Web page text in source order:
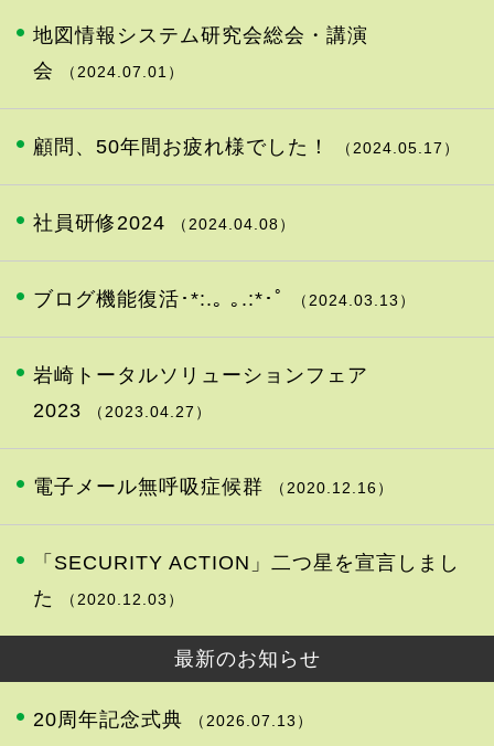
地図情報システム研究会総会・講演
会
（2024.07.01）
顧問、50年間お疲れ様でした！ （2024.05.17）
社員研修2024 （2024.04.08）
ブログ機能復活･*:.｡ ｡.:*･ﾟ （2024.03.13）
岩崎トータルソリューションフェア
2023
（2023.04.27）
電子メール無呼吸症候群 （2020.12.16）
「SECURITY ACTION」二つ星を宣言しまし
た
（2020.12.03）
最新のお知らせ
20周年記念式典 （2026.07.13）